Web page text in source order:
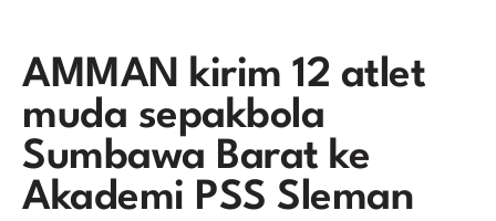
AMMAN kirim 12 atlet
muda sepakbola
Sumbawa Barat ke
Akademi PSS Sleman